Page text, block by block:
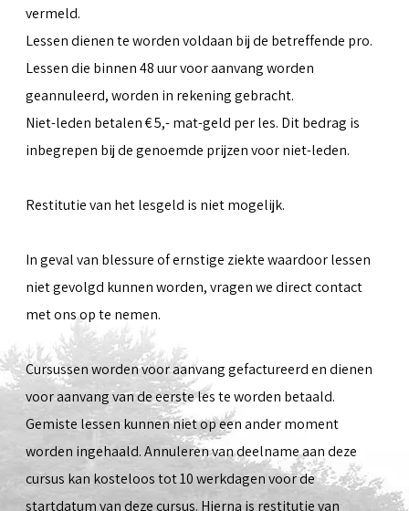
vermeld.
Lessen dienen te worden voldaan bij de betreffende pro.
Lessen die binnen 48 uur voor aanvang worden
geannuleerd, worden in rekening gebracht.
Niet-leden betalen € 5,- mat-geld per les. Dit bedrag is
inbegrepen bij de genoemde prijzen voor niet-leden.
Restitutie van het lesgeld is niet mogelijk.
In geval van blessure of ernstige ziekte waardoor lessen
niet gevolgd kunnen worden, vragen we direct contact
met ons op te nemen.
Cursussen worden voor aanvang gefactureerd en dienen
voor aanvang van de eerste les te worden betaald.
Gemiste lessen kunnen niet op een ander moment
worden ingehaald. Annuleren van deelname aan deze
cursus kan kosteloos tot 10 werkdagen voor de
startdatum van deze cursus. Hierna is restitutie van